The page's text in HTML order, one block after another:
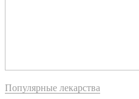
Популярные лекарства